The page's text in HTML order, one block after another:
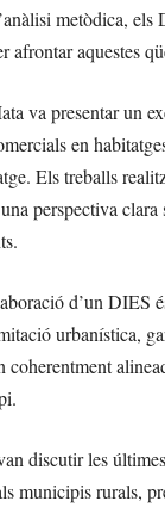
metòdica, els
afrontar aquestes
va presentar un
en
Els treballs
perspectiva clara
d’un DIES
urbanística,
coherentment
discutir les
municipis rurals,